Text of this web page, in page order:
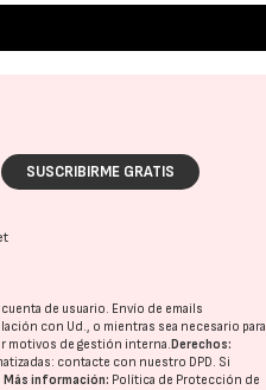
SUSCRIBIRME GRATIS
de usuario. Envío de emails
con Ud., o mientras sea necesario para
motivos de gestión interna. Derechos:
contacte con nuestro DPD. Si
Más información: Política de Protección de